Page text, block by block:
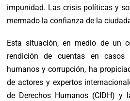
impunidad. Las crisis políticas y
mermado la confianza de la
Esta situación, en medio de un
rendición de cuentas en casos
humanos y corrupción, ha
de actores y expertos
de Derechos Humanos (CIDH) y